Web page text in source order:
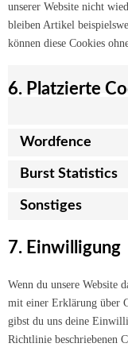
unserer Website nicht
bleiben Artikel
können diese Cookies
6. Platzierte
Wordfence
Burst Statistics
Sonstiges
7. Einwilligung
Wenn du unsere Website
mit einer Erklärung über
gibst du uns deine
Richtlinie beschriebenen